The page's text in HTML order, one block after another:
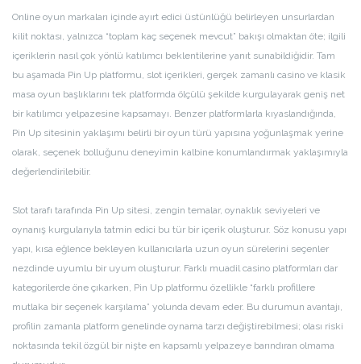
Online oyun markaları içinde ayırt edici üstünlüğü belirleyen unsurlardan
kilit noktası, yalnızca “toplam kaç seçenek mevcut” bakışı olmaktan öte; ilgili
içeriklerin nasıl çok yönlü katılımcı beklentilerine yanıt sunabildiğidir. Tam
bu aşamada Pin Up platformu, slot içerikleri, gerçek zamanlı casino ve klasik
masa oyun başlıklarını tek platformda ölçülü şekilde kurgulayarak geniş net
bir katılımcı yelpazesine kapsamayı. Benzer platformlarla kıyaslandığında,
Pin Up sitesinin yaklaşımı belirli bir oyun türü yapısına yoğunlaşmak yerine
olarak, seçenek bolluğunu deneyimin kalbine konumlandırmak yaklaşımıyla
değerlendirilebilir.
Slot tarafı tarafında Pin Up sitesi, zengin temalar, oynaklık seviyeleri ve
oynanış kurgularıyla tatmin edici bu tür bir içerik oluşturur. Söz konusu yapı
yapı, kısa eğlence bekleyen kullanıcılarla uzun oyun sürelerini seçenler
nezdinde uyumlu bir uyum oluşturur. Farklı muadil casino platformları dar
kategorilerde öne çıkarken, Pin Up platformu özellikle “farklı profillere
mutlaka bir seçenek karşılama” yolunda devam eder. Bu durumun avantajı,
profilin zamanla platform genelinde oynama tarzı değiştirebilmesi; olası riski
noktasında tekil özgül bir nişte en kapsamlı yelpazeye barındıran olmama